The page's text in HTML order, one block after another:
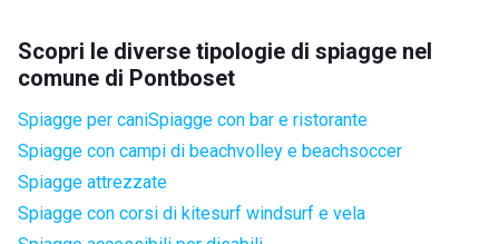
Scopri le diverse tipologie di spiagge nel
comune di Pontboset
Spiagge per caniSpiagge con bar e ristorante
Spiagge con campi di beachvolley e beachsoccer
Spiagge attrezzate
Spiagge con corsi di kitesurf windsurf e vela